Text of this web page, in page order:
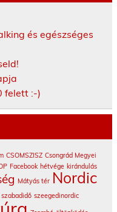
és egészséges
felett :-)
CSOMSZISZ Csongrád Megyei
Facebook hétvége kirándulás
Mátyás tér Nordic
szabadidő szeegedinordic